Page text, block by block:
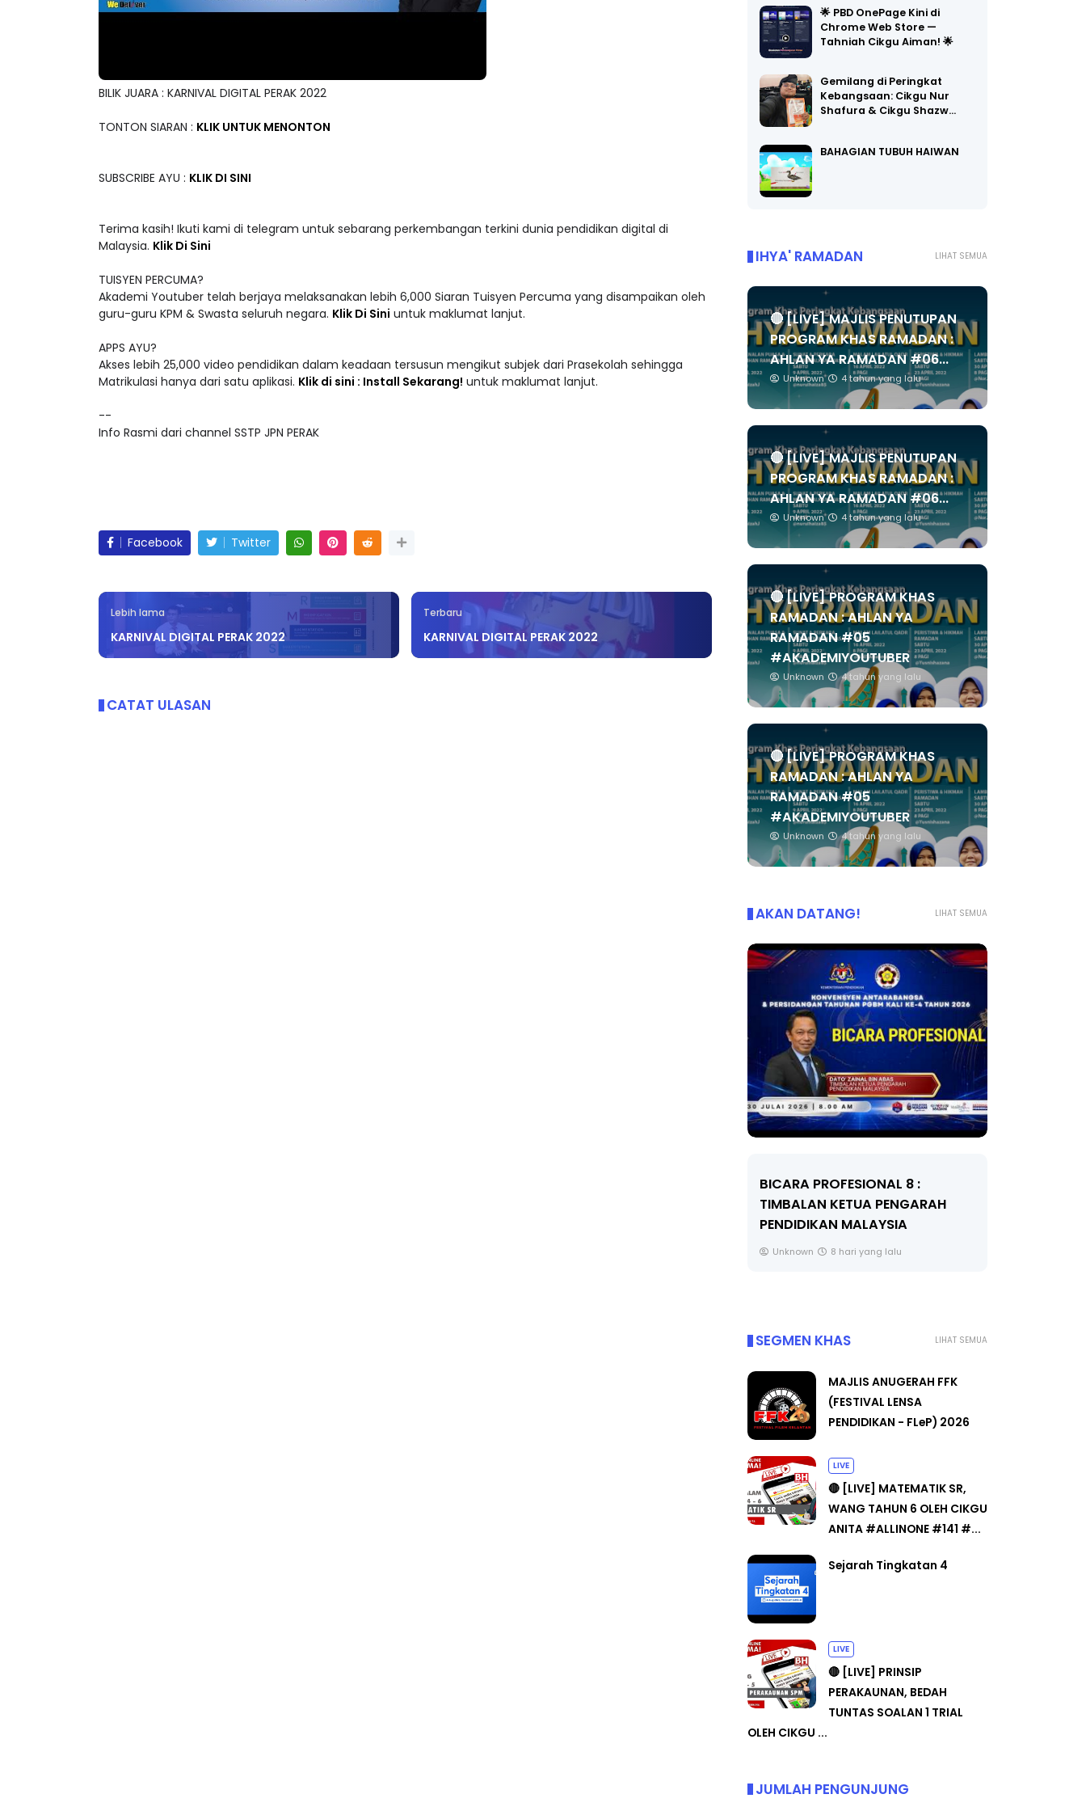
BILIK JUARA : KARNIVAL DIGITAL PERAK 2022
TONTON SIARAN : KLIK UNTUK MENONTON
SUBSCRIBE AYU : KLIK DI SINI
Terima kasih! Ikuti kami di telegram untuk sebarang perkembangan terkini dunia pendidikan digital di
Malaysia. Klik Di Sini
TUISYEN PERCUMA?
Akademi Youtuber telah berjaya melaksanakan lebih 6,000 Siaran Tuisyen Percuma yang disampaikan oleh
guru-guru KPM & Swasta seluruh negara. Klik Di Sini untuk maklumat lanjut.
APPS AYU?
Akses lebih 25,000 video pendidikan dalam keadaan tersusun mengikut subjek dari Prasekolah sehingga
Matrikulasi hanya dari satu aplikasi. Klik di sini : Install Sekarang! untuk maklumat lanjut.
--
Info Rasmi dari channel SSTP JPN PERAK
Facebook Twitter
Lebih lama
KARNIVAL DIGITAL PERAK 2022
Terbaru
KARNIVAL DIGITAL PERAK 2022
CATAT ULASAN
🌟 PBD OnePage Kini di
Chrome Web Store —
Tahniah Cikgu Aiman! 🌟
Gemilang di Peringkat
Kebangsaan: Cikgu Nur
Shafura & Cikgu Shazw…
BAHAGIAN TUBUH HAIWAN
LIHAT SEMUA
IHYA' RAMADAN
🔴 [LIVE] MAJLIS PENUTUPAN
PROGRAM KHAS RAMADAN :
AHLAN YA RAMADAN #06...
Unknown 4 tahun yang lalu
🔴 [LIVE] MAJLIS PENUTUPAN
PROGRAM KHAS RAMADAN :
AHLAN YA RAMADAN #06...
Unknown 4 tahun yang lalu
🔴 [LIVE] PROGRAM KHAS
RAMADAN : AHLAN YA
RAMADAN #05
#AKADEMIYOUTUBER
Unknown 4 tahun yang lalu
🔴 [LIVE] PROGRAM KHAS
RAMADAN : AHLAN YA
RAMADAN #05
#AKADEMIYOUTUBER
Unknown 4 tahun yang lalu
LIHAT SEMUA
AKAN DATANG!
BICARA PROFESIONAL 8 :
TIMBALAN KETUA PENGARAH
PENDIDIKAN MALAYSIA
Unknown 8 hari yang lalu
LIHAT SEMUA
SEGMEN KHAS
MAJLIS ANUGERAH FFK
(FESTIVAL LENSA
PENDIDIKAN - FLeP) 2026
LIVE
🔴 [LIVE] MATEMATIK SR,
WANG TAHUN 6 OLEH CIKGU
ANITA #ALLINONE #141 #...
Sejarah Tingkatan 4
LIVE
🔴 [LIVE] PRINSIP
PERAKAUNAN, BEDAH
TUNTAS SOALAN 1 TRIAL
OLEH CIKGU ...
JUMLAH PENGUNJUNG